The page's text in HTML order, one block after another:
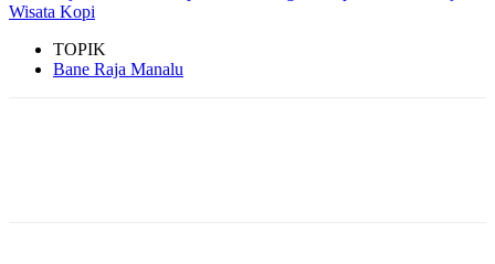
Wisata Kopi
TOPIK
Bane Raja Manalu